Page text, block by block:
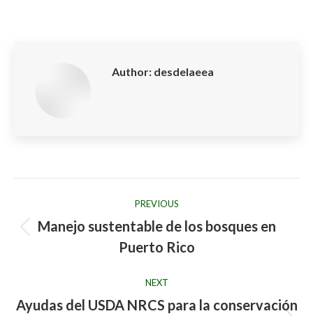
Author: desdelaeea
navigation
PREVIOUS
Previous
post:
Manejo sustentable de los bosques en
Puerto Rico
NEXT
Ayudas del USDA NRCS para la conservación